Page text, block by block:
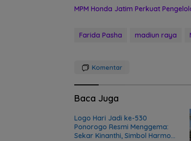
MPM Honda Jatim Perkuat
Farida Pasha madiun raya
Komentar
Baca Juga
Logo Hari Jadi ke-530
Ponorogo Resmi Menggema:
Sekar Kinanthi, Simbol Harmoni